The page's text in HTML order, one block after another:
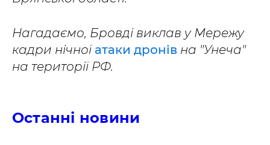
Нагадаємо, Бровді виклав у Мережу
кадри нічної атаки дронів на "Унеча"
на території РФ.
Останні новини